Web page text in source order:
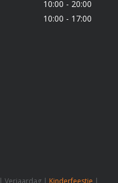
10:00 - 20:00
10:00 - 17:00
| Verjaardag | Kinderfeestje |